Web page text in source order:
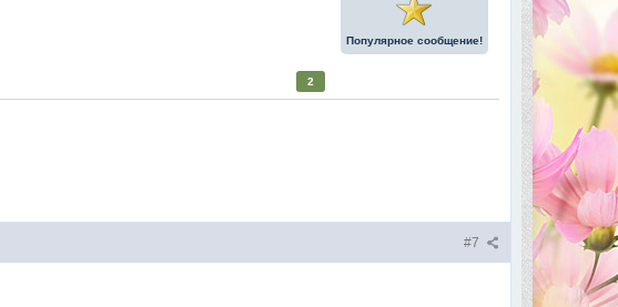
Популярное сообщение!
2
#7